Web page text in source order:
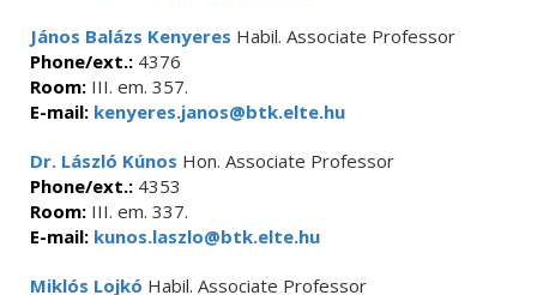
János Balázs Kenyeres Habil. Associate Professor
Phone/ext.: 4376
Room: III. em. 357.
E-mail: kenyeres.janos@btk.elte.hu
Dr. László Kúnos Hon. Associate Professor
Phone/ext.: 4353
Room: III. em. 337.
E-mail: kunos.laszlo@btk.elte.hu
Miklós Lojkó Habil. Associate Professor